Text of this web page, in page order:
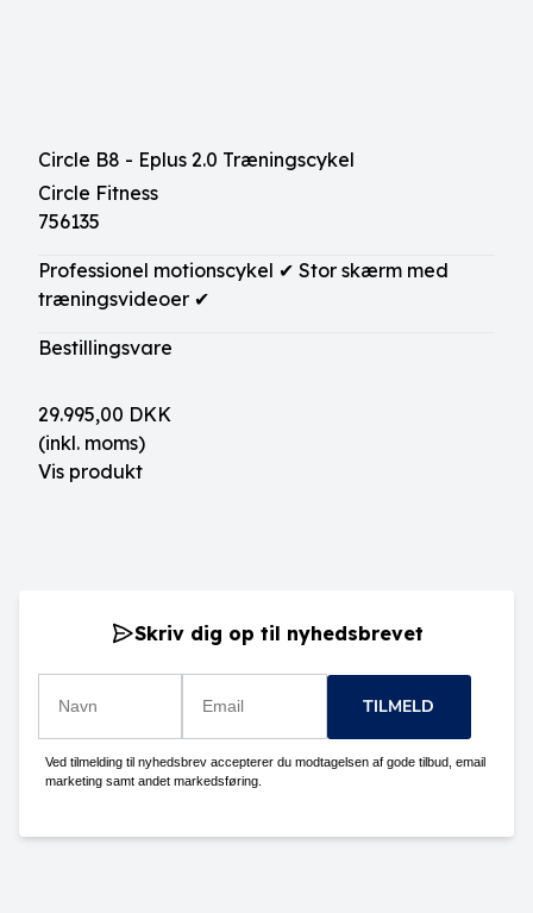
Circle B8 - Eplus 2.0 Træningscykel
Circle Fitness
756135
Professionel motionscykel ✔ Stor skærm med
træningsvideoer ✔
Bestillingsvare
29.995,00 DKK
(inkl. moms)
Vis produkt
Skriv dig op til nyhedsbrevet
TILMELD
Ved tilmelding til nyhedsbrev accepterer du modtagelsen af gode tilbud, email
marketing samt andet markedsføring.